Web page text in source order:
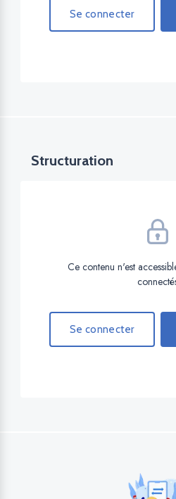
Se connecter
Structuration
Ce contenu n'est
Se connecter